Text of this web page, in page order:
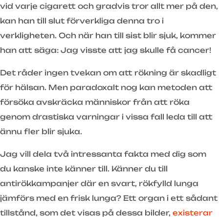
vid varje cigarett och gradvis tror allt mer på den,
kan han till slut förverkliga denna tro i
verkligheten. Och när han till sist blir sjuk, kommer
han att säga: Jag visste att jag skulle få cancer!
Det råder ingen tvekan om att rökning är skadligt
för hälsan. Men paradoxalt nog kan metoden att
försöka avskräcka människor från att röka
genom drastiska varningar i vissa fall leda till att
ännu fler blir sjuka.
Jag vill dela två intressanta fakta med dig som
du kanske inte känner till. Känner du till
antirökkampanjer där en svart, rökfylld lunga
jämförs med en frisk lunga? Ett organ i ett sådant
tillstånd, som det visas på dessa bilder, existerar